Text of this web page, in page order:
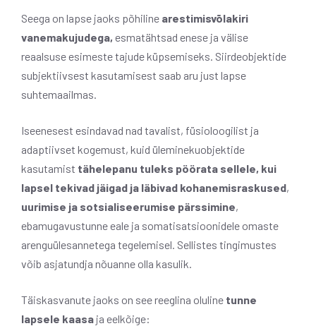
Seega on lapse jaoks põhiline arestimisvõlakiri
vanemakujudega, esmatähtsad enese ja välise
reaalsuse esimeste tajude küpsemiseks. Siirdeobjektide
subjektiivsest kasutamisest saab aru just lapse
suhtemaailmas.
Iseenesest esindavad nad tavalist, füsioloogilist ja
adaptiivset kogemust, kuid üleminekuobjektide
kasutamist tähelepanu tuleks pöörata sellele, kui
lapsel tekivad jäigad ja läbivad kohanemisraskused,
uurimise ja sotsialiseerumise pärssimine,
ebamugavustunne eale ja somatisatsioonidele omaste
arenguülesannetega tegelemisel. Sellistes tingimustes
võib asjatundja nõuanne olla kasulik.
Täiskasvanute jaoks on see reeglina oluline tunne
lapsele kaasa ja eelkõige: